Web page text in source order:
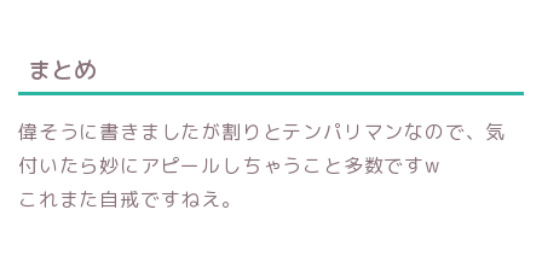
まとめ
偉そうに書きましたが割りとテンパリマンなので、気
付いたら妙にアピールしちゃうこと多数ですw
これまた自戒ですねえ。